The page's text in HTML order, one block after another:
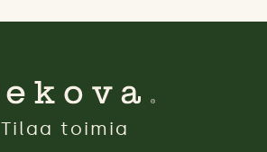
Tilaa toimia